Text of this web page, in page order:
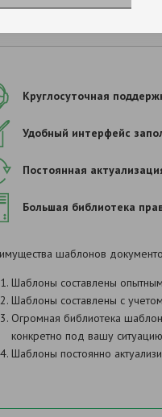
заполнение
,
:
:
Круглосуточная
Удобный интерфейс
Постоянная
Большая библиотека
шаблонов
Шаблоны составлены
Шаблоны составлены с
Огромная библиотека
конкретно под вашу ситуацию
Шаблоны постоянно